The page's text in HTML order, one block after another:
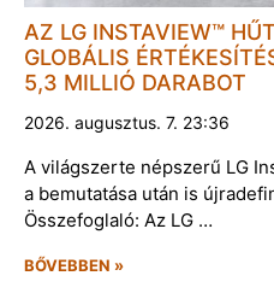
AZ LG INSTAVIEW™
GLOBÁLIS
5,3 MILLIÓ DARABOT
2026. augusztus. 7. 23:36
A világszerte népszerű LG
a bemutatása után is
Összefoglaló: Az LG …
BŐVEBBEN »